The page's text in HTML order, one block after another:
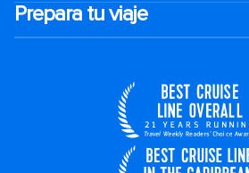
Prepara tu viaje